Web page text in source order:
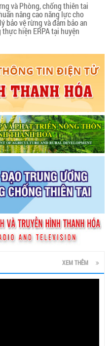
và Phòng, chống thiên tai
nâng cao năng lực cho
bảo vệ rừng và đảm bảo an
hiện ERPA tại huyện
XEM THÊM